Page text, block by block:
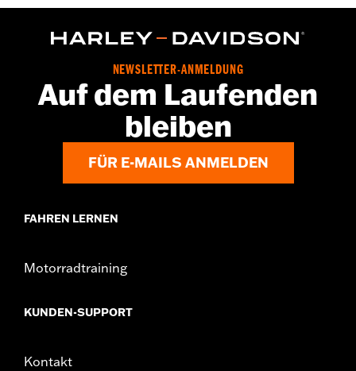
NEWSLETTER-ANMELDUNG
Auf dem Laufenden
bleiben
FÜR E-MAILS ANMELDEN
FAHREN LERNEN
Motorradtraining
KUNDEN-SUPPORT
Kontakt